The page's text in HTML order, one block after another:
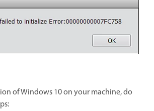
of Windows 10 on your machine, do